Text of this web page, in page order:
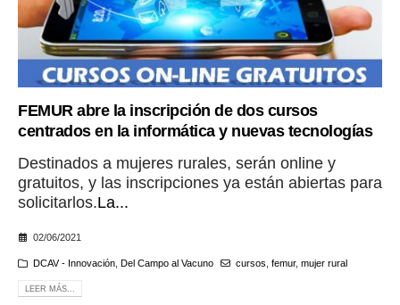
FEMUR abre la inscripción de dos cursos
centrados en la informática y nuevas tecnologías
Destinados a mujeres rurales, serán online y
gratuitos, y las inscripciones ya están abiertas para
solicitarlos.La...
02/06/2021
DCAV - Innovación, Del Campo al Vacuno cursos femur, mujer rural
LEER MÁS...